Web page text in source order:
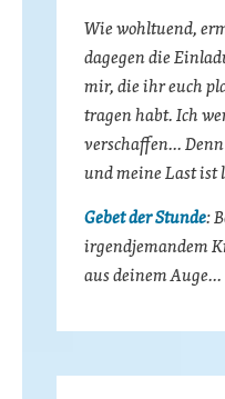
Wie wohltuend,
dagegen die
mir, die ihr euch
tragen habt. Ich
verschaffen…
und meine Last ist
Gebet der Stunde:
irgendjemandem
aus deinem Auge…